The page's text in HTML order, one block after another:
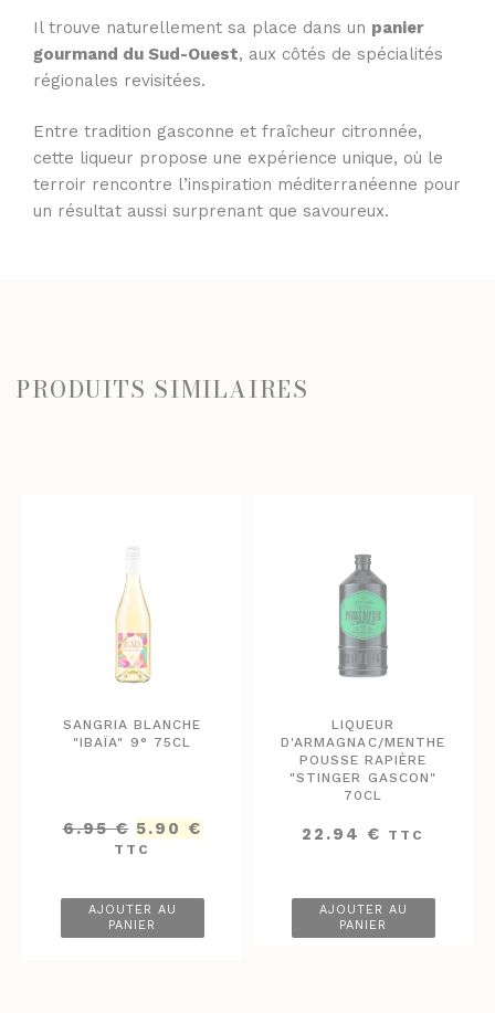
Il trouve naturellement sa place dans un panier
gourmand du Sud-Ouest, aux côtés de spécialités
régionales revisitées.
Entre tradition gasconne et fraîcheur citronnée,
cette liqueur propose une expérience unique, où le
terroir rencontre l’inspiration méditerranéenne pour
un résultat aussi surprenant que savoureux.
PRODUITS SIMILAIRES
SANGRIA BLANCHE
"IBAÏA" 9° 75CL
6.95€ Le
prix
6.95 €.
5.90 €
TTC
AJOUTER AU
PANIER
LIQUEUR
D'ARMAGNAC/MENTHE
POUSSE RAPIÈRE
"STINGER GASCON"
70CL
22.94 € TTC
AJOUTER AU
PANIER